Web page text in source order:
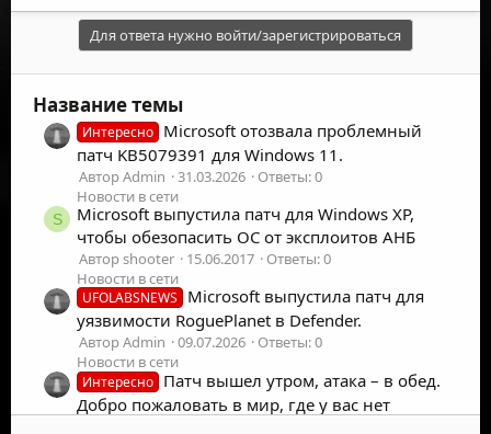
Для ответа нужно войти/зарегистрироваться
Название темы
Интересно Microsoft отозвала проблемный
патч KB5079391 для Windows 11.
Автор Admin 31.03.2026
Ответы: 0
Новости в сети
S
Microsoft выпустила патч для Windows XP,
чтобы обезопасить ОС от эксплоитов АНБ
Автор shooter 15.06.2017
Ответы: 0
Новости в сети
UFOLABSNEWS
Microsoft выпустила патч для
уязвимости RoguePlanet в Defender.
Автор Admin 09.07.2026
Ответы: 0
Новости в сети
Интересно Патч вышел утром, атака – в обед.
Добро пожаловать в мир, где у вас нет